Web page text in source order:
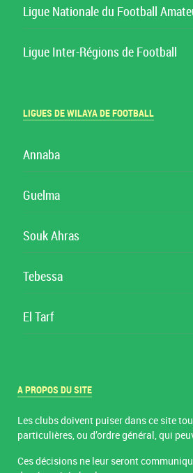
Ligue Nationale du Football
Ligue Inter-Régions de Football
LIGUES DE WILAYA DE FOOTBALL
Annaba
Guelma
Souk Ahras
Tebessa
El Tarf
A PROPOS DU SITE
Les clubs doivent puiser dans ce site
particulières, ou d’ordre général, qui
Ces décisions ne leur seront